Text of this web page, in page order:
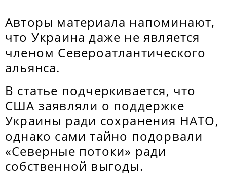
Авторы материала напоминают,
что Украина даже не является
членом Североатлантического
альянса.
В статье подчеркивается, что
США заявляли о поддержке
Украины ради сохранения НАТО,
однако сами тайно подорвали
«Северные потоки» ради
собственной выгоды.